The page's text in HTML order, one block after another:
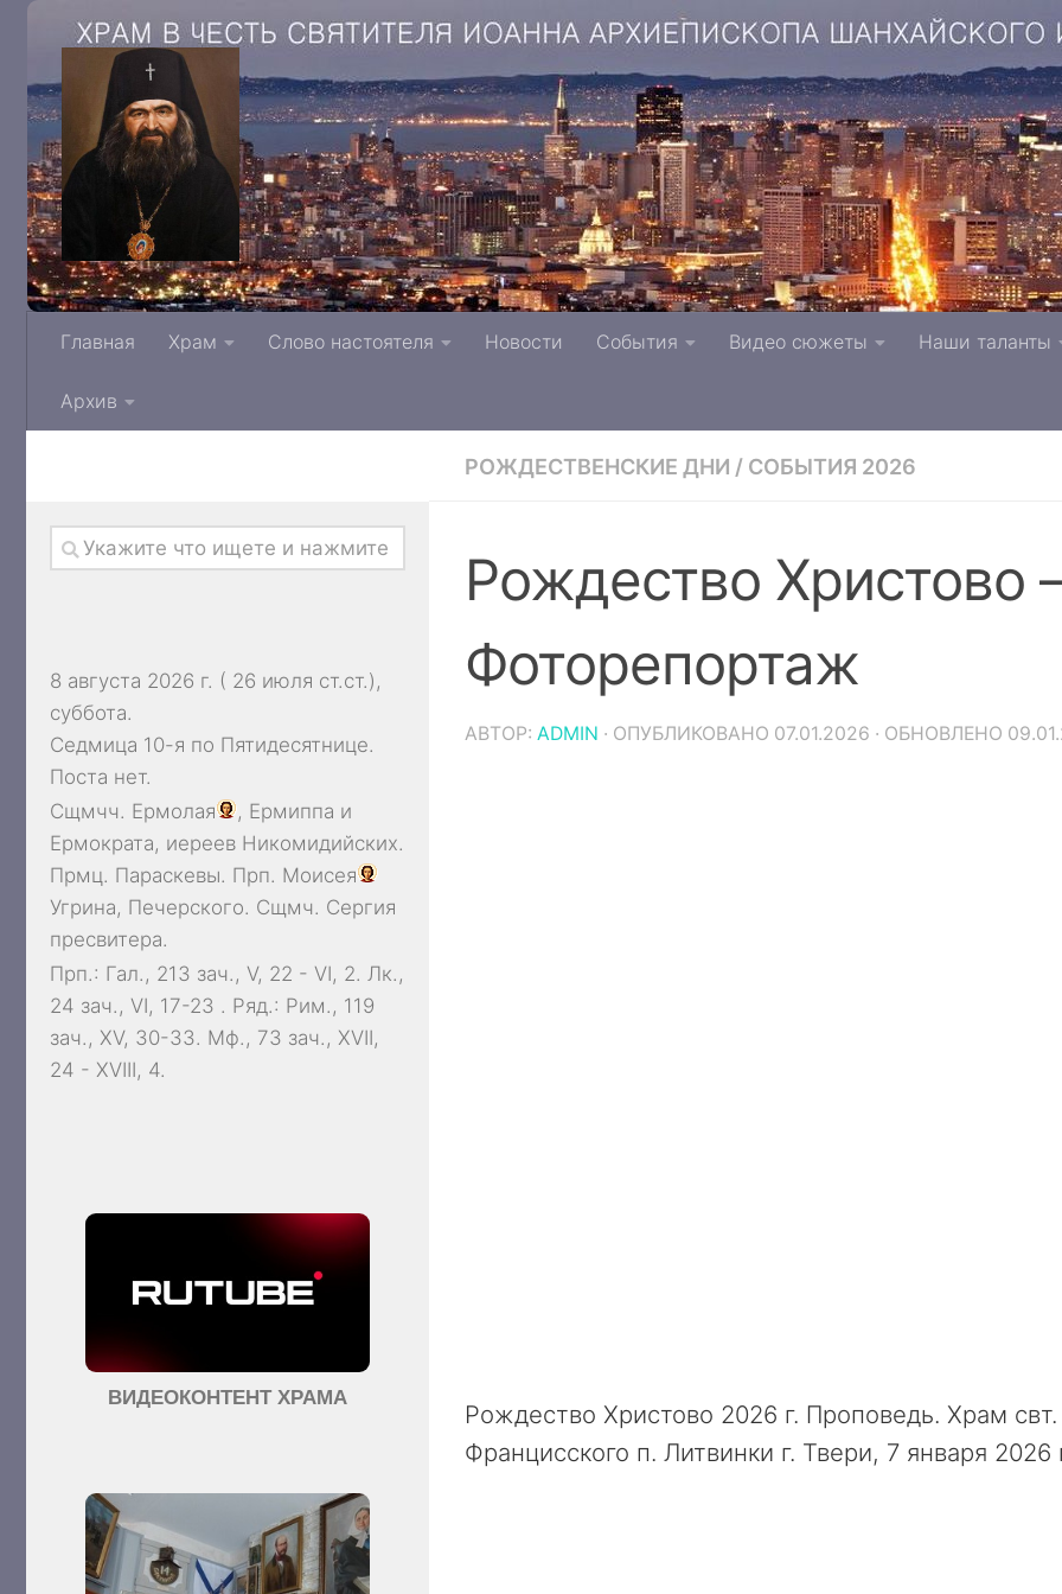
Храм в честь святителя Иоанна Архиепископа Шанхайского и Сан-Францисского г. Тверь
Тверской митрополии Русской Православной Церкви
Главная Храм Слово настоятеля Новости События Видео сюжеты Наши таланты
Архив
РОЖДЕСТВЕНСКИЕ ДНИ / СОБЫТИЯ 2026
Рождество Христово
Фоторепортаж
АВТОР: ADMIN · ОПУБЛИКОВАНО 07.01.2026 · ОБНОВЛЕНО
Рождество Христово 2026 г. Проповедь. Храм
Францисского п. Литвинки г. Твери, 7 января 2026
8 августа 2026 г. ( 26 июля ст.ст.),
суббота.
Седмица 10-я по Пятидесятнице.
Поста нет.
Сщмчч. Ермолая , Ермиппа и
Ермократа, иереев Никомидийских.
Прмц. Параскевы. Прп. Моисея
Угрина, Печерского. Сщмч. Сергия
пресвитера.
Прп.: Гал., 213 зач., V, 22 - VI, 2. Лк.,
24 зач., VI, 17-23 . Ряд.: Рим., 119
зач., XV, 30-33. Мф., 73 зач., XVII,
24 - XVIII, 4.
ВИДЕОКОНТЕНТ ХРАМА